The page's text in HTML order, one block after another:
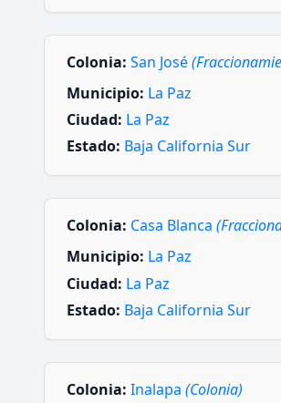
Colonia: San José
Municipio: La Paz
Ciudad: La Paz
Estado: Baja California Sur
Colonia: Casa Blanca
Municipio: La Paz
Ciudad: La Paz
Estado: Baja California Sur
Colonia: Inalapa (Colonia)